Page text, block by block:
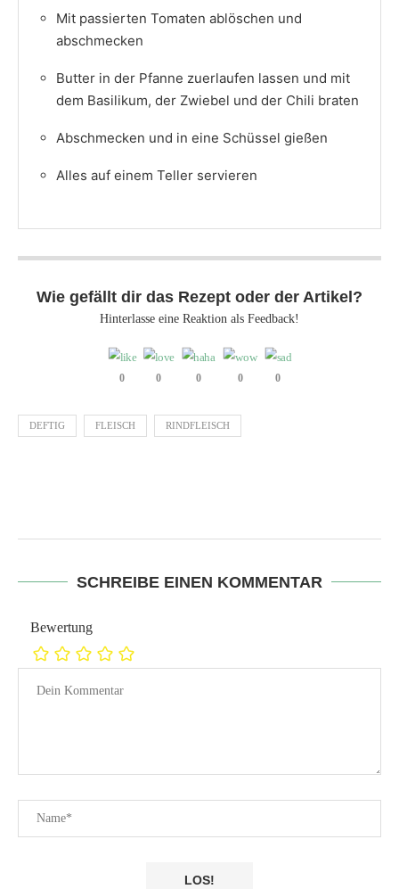
Mit passierten Tomaten ablöschen und
abschmecken
Butter in der Pfanne zuerlaufen lassen und mit
dem Basilikum, der Zwiebel und der Chili braten
Abschmecken und in eine Schüssel gießen
Alles auf einem Teller servieren
Wie gefällt dir das Rezept oder der Artikel?
Hinterlasse eine Reaktion als Feedback!
0 0 0 0 0
DEFTIG FLEISCH RINDFLEISCH
SCHREIBE EINEN KOMMENTAR
Bewertung